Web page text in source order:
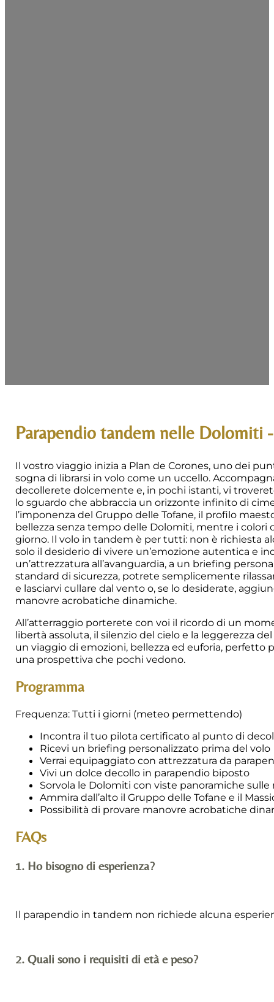
Parapendio tandem nelle Dolomiti
Il vostro viaggio inizia a Plan de Corones, uno dei
sogna di librarsi in volo come un uccello.
decollerete dolcemente e, in pochi istanti, vi
lo sguardo che abbraccia un orizzonte infinito di
l’imponenza del Gruppo delle Tofane, il profilo
bellezza senza tempo delle Dolomiti, mentre i
giorno. Il volo in tandem è per tutti: non è richiesta
solo il desiderio di vivere un’emozione autentica e
un’attrezzatura all’avanguardia, a un briefing
standard di sicurezza, potrete semplicemente
e lasciarvi cullare dal vento o, se lo desiderate,
manovre acrobatiche dinamiche.
All’atterraggio porterete con voi il ricordo di un
libertà assoluta, il silenzio del cielo e la leggerezza
un viaggio di emozioni, bellezza ed euforia, perfetto
una prospettiva che pochi vedono.
Programma
Frequenza: Tutti i giorni (meteo permettendo)
Incontra il tuo pilota certificato al punto di
Ricevi un briefing personalizzato prima del volo
Verrai equipaggiato con attrezzatura da
Vivi un dolce decollo in parapendio biposto
Sorvola le Dolomiti con viste panoramiche
Ammira dall’alto il Gruppo delle Tofane e il
Possibilità di provare manovre acrobatiche
FAQs
1. Ho bisogno di esperienza?
Il parapendio in tandem non richiede alcuna
2. Quali sono i requisiti di età e peso?